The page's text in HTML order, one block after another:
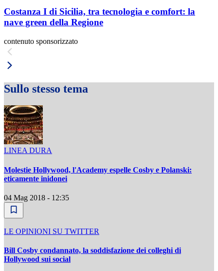
Costanza I di Sicilia, tra tecnologia e comfort: la
nave green della Regione
contenuto sponsorizzato
Sullo stesso tema
LINEA DURA
Molestie Hollywood, l'Academy espelle Cosby e Polanski:
eticamente inidonei
04 Mag 2018 - 12:35
LE OPINIONI SU TWITTER
Bill Cosby condannato, la soddisfazione dei colleghi di
Hollywood sui social